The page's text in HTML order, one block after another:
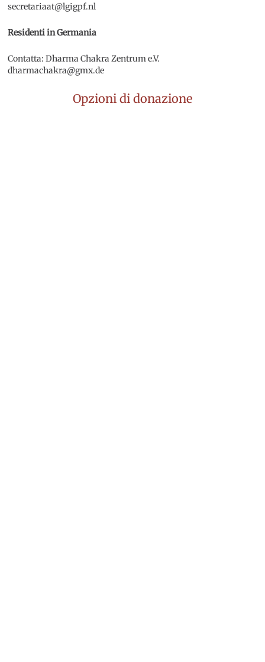
secretariaat@lgigpf.nl
Residenti in Germania
Contatta: Dharma Chakra Zentrum e.V.
dharmachakra@gmx.de
Opzioni di donazione